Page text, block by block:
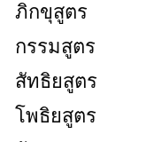
ภิกขุสูตร
กรรมสูตร
สัทธิยสูตร
โพธิยสูตร